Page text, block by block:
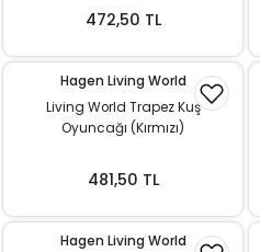
472,50 TL
Hagen Living World
Living World Trapez Kuş
Oyuncağı (Kırmızı)
481,50 TL
Hagen Living World